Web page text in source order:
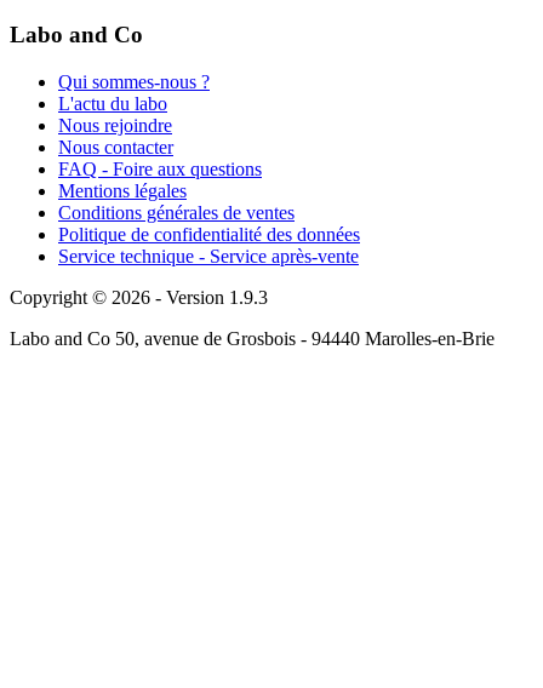
Labo and Co
Qui sommes-nous ?
L'actu du labo
Nous rejoindre
Nous contacter
FAQ - Foire aux questions
Mentions légales
Conditions générales de ventes
Politique de confidentialité des données
Service technique - Service après-vente
Copyright © 2026 - Version 1.9.3
Labo and Co 50, avenue de Grosbois - 94440 Marolles-en-Brie